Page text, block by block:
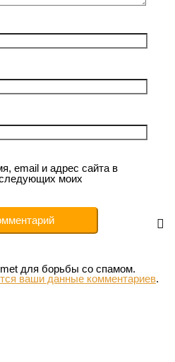
email и адрес сайта в
моих
для борьбы со спамом.
ваши данные комментариев.